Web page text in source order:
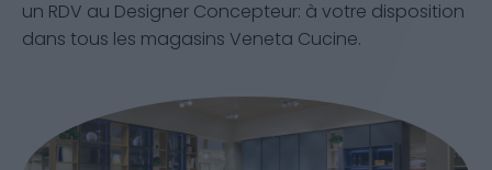
un RDV au Designer Concepteur: à votre disposition
dans tous les magasins Veneta Cucine.